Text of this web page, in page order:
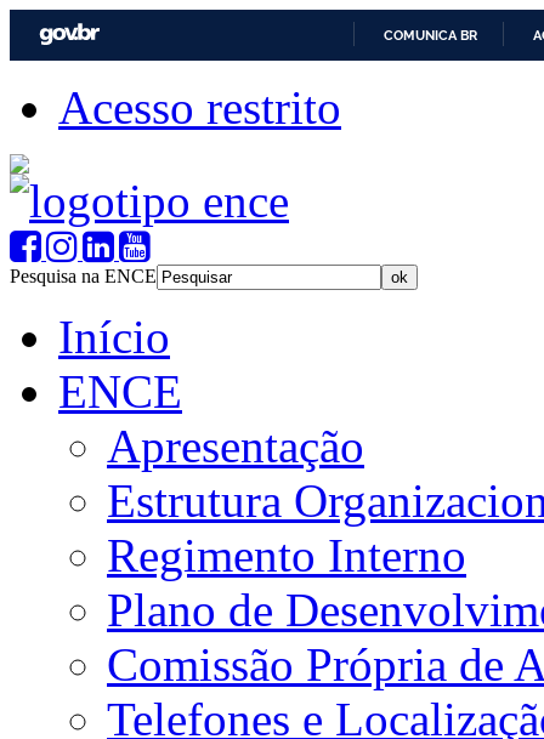
COMUNICA BR
Acesso restrito
Pesquisa na ENCE
Início
ENCE
Apresentação
Estrutura
Regimento Interno
Plano de
Comissão Própria de
Telefones e